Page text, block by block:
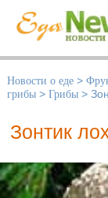
Новости о еде >
грибы > Грибы >
Зонтик